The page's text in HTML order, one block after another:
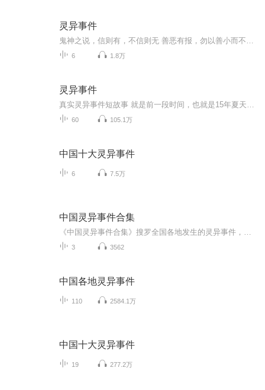
灵异事件
6 1.8万
灵异事件
60 105.1万
中国十大灵异事件
6 7.5万
中国灵异事件合集
3 3562
中国各地灵异事件
110 2584.1万
中国十大灵异事件
19 277.2万